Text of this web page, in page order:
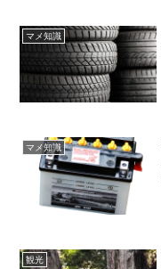
マメ知識
マメ知識
観光